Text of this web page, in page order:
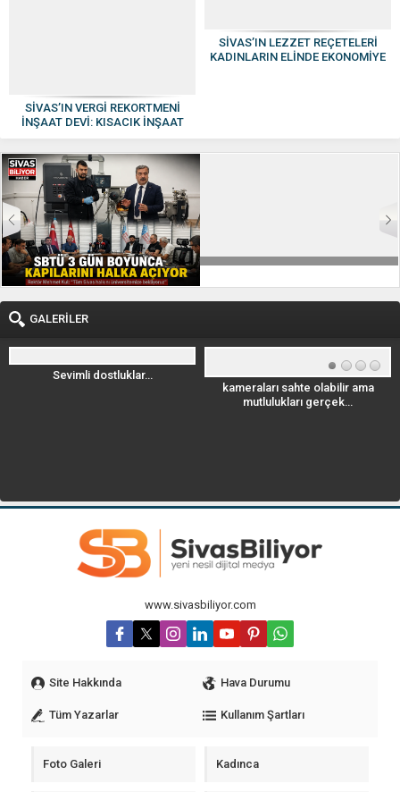
SİVAS’IN VERGİ REKORTMENİ
İNŞAAT DEVİ: KISACIK İNŞAAT
GÜVEN VE KALİTENİN ADI OLDU
SİVAS’IN LEZZET REÇETELERİ
KADINLARIN ELİNDE EKONOMİYE
GALERİLER
Sevimli dostluklar…
kameraları sahte olabilir ama
mutlulukları gerçek…
www.sivasbiliyor.com
Site Hakkında Hava Durumu
Tüm Yazarlar Kullanım Şartları
Foto Galeri Kadınca